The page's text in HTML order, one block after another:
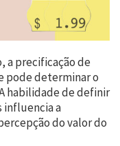
a precificação de
pode determinar o
habilidade de definir
influencia a
do valor do